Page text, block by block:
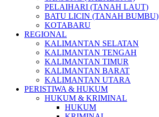
PELAIHARI (TANAH LAUT)
BATU LICIN (TANAH BUMBU)
KOTABARU
REGIONAL
KALIMANTAN SELATAN
KALIMANTAN TENGAH
KALIMANTAN TIMUR
KALIMANTAN BARAT
KALIMANTAN UTARA
PERISTIWA & HUKUM
HUKUM & KRIMINAL
HUKUM